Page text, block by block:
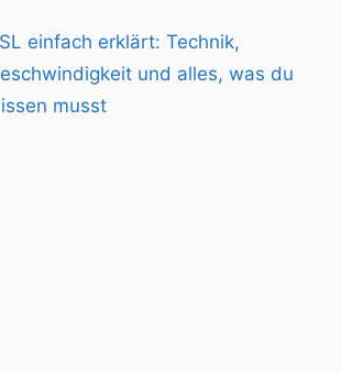
einfach erklärt: Technik,
und alles, was du
musst